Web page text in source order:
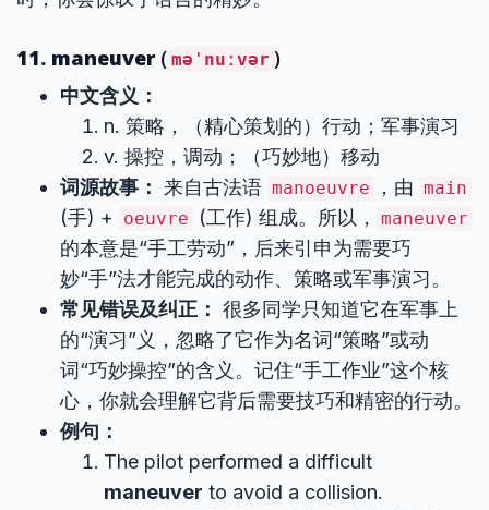
11. maneuver ( məˈnuːvər )
中文含义：
n. 策略，（精心策划的）行动；军事演习
v. 操控，调动；（巧妙地）移动
词源故事： 来自古法语 manoeuvre ，由 main
(手) + oeuvre (工作) 组成。所以， maneuver
的本意是“手工劳动”，后来引申为需要巧
妙“手”法才能完成的动作、策略或军事演习。
常见错误及纠正： 很多同学只知道它在军事上
的“演习”义，忽略了它作为名词“策略”或动
词“巧妙操控”的含义。记住“手工作业”这个核
心，你就会理解它背后需要技巧和精密的行动。
例句：
The pilot performed a difficult
maneuver to avoid a collision.